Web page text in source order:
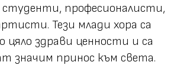
професионалисти,
Тези млади хора са
цяло здрави ценности и са
значим принос към света.